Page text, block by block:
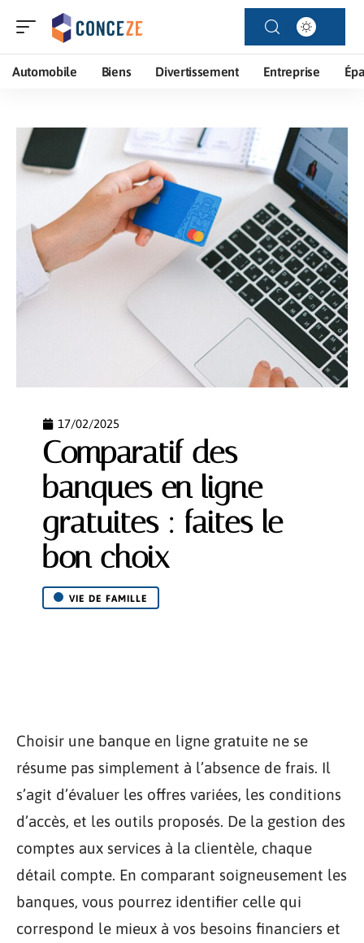
Automobile Biens Divertissement Entreprise
17/02/2025
Comparatif des
banques en ligne
gratuites : faites le
bon choix
VIE DE FAMILLE
Choisir une banque en ligne gratuite ne se
résume pas simplement à l’absence de frais. Il
s’agit d’évaluer les offres variées, les conditions
d’accès, et les outils proposés. De la gestion des
comptes aux services à la clientèle, chaque
détail compte. En comparant soigneusement les
banques, vous pourrez identifier celle qui
correspond le mieux à vos besoins financiers et